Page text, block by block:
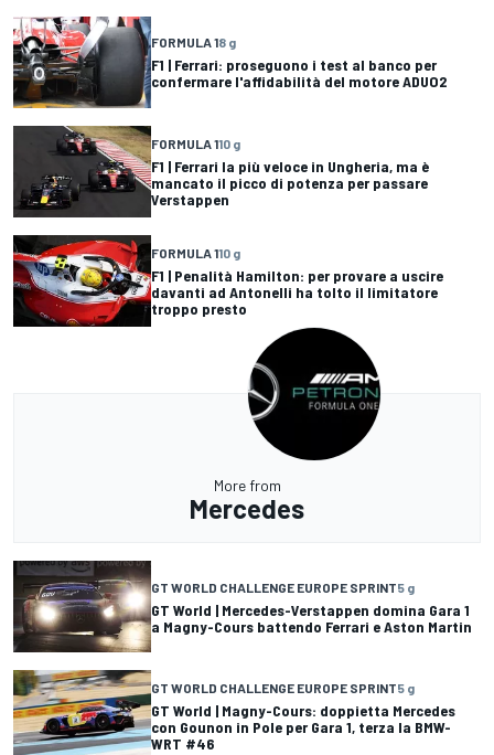
FORMULA 18 g
F1 | Ferrari: proseguono i test al banco per
confermare l'affidabilità del motore ADUO2
FORMULA 110 g
F1 | Ferrari la più veloce in Ungheria, ma è
mancato il picco di potenza per passare
Verstappen
FORMULA 110 g
F1 | Penalità Hamilton: per provare a uscire
davanti ad Antonelli ha tolto il limitatore
troppo presto
More from
Mercedes
GT WORLD CHALLENGE EUROPE SPRINT5 g
GT World | Mercedes-Verstappen domina Gara 1
a Magny-Cours battendo Ferrari e Aston Martin
GT WORLD CHALLENGE EUROPE SPRINT5 g
GT World | Magny-Cours: doppietta Mercedes
con Gounon in Pole per Gara 1, terza la BMW-
WRT #46